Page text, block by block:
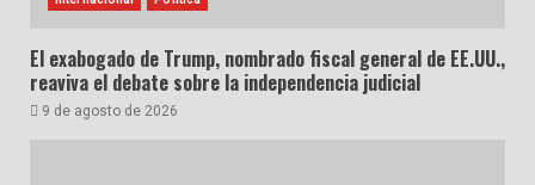
El exabogado de Trump, nombrado fiscal general de EE.UU.,
reaviva el debate sobre la independencia judicial
9 de agosto de 2026